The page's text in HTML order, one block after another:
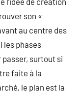
son «
au centre des
les phases
surtout si
faite à la
le plan est la